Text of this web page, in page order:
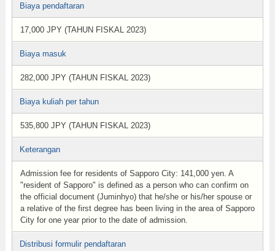
Biaya pendaftaran
17,000 JPY (TAHUN FISKAL 2023)
Biaya masuk
282,000 JPY (TAHUN FISKAL 2023)
Biaya kuliah per tahun
535,800 JPY (TAHUN FISKAL 2023)
Keterangan
Admission fee for residents of Sapporo City: 141,000 yen. A
"resident of Sapporo" is defined as a person who can confirm on
the official document (Juminhyo) that he/she or his/her spouse or
a relative of the first degree has been living in the area of Sapporo
City for one year prior to the date of admission.
Distribusi formulir pendaftaran